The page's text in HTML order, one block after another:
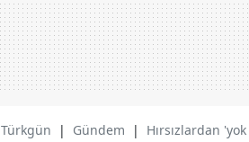
Türkgün | Gündem | Hırsızlardan